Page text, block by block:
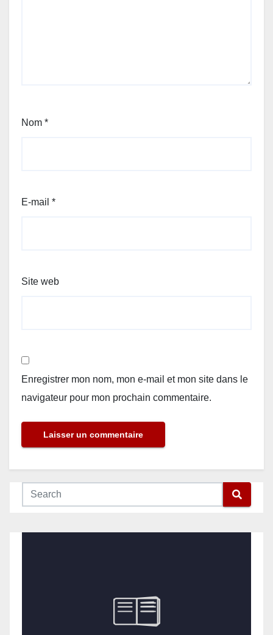
Nom *
E-mail *
Site web
Enregistrer mon nom, mon e-mail et mon site dans le
navigateur pour mon prochain commentaire.